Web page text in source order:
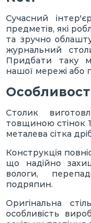
Сучасний
предметів, які
та зручно
журнальний
Придбати таку
нашої мережі або
Столик
товщиною стінок
металева сітка
Конструкція
що надійно
вологи,
подряпин.
Оригінальна
особливість